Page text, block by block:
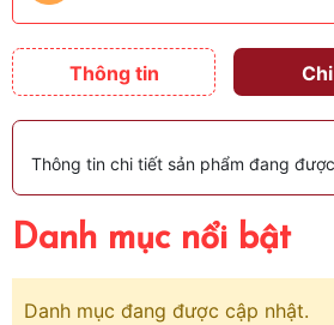
Thông tin
Thông tin chi tiết sản phẩm đang
Danh mục nổi bật
Danh mục đang được cập nhật.